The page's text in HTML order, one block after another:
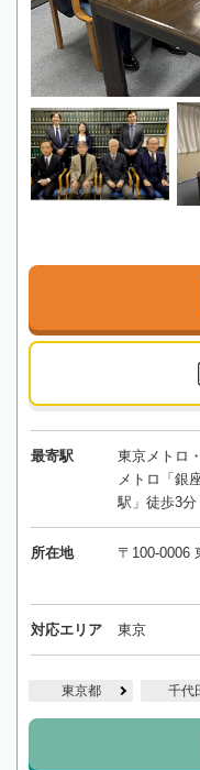
最寄駅
東京メトロ
メトロ「銀
駅」徒歩3分
所在地 〒100-0006
対応エリア 東京
東京都 千代